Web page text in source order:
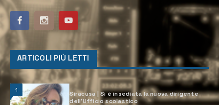
ARTICOLI PIÙ LETTI
1
Siracusa | Si è insediata la nuova dirigente
dell’Ufficio scolastico